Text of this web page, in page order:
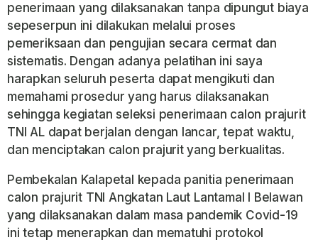
penerimaan yang dilaksanakan tanpa dipungut biaya
sepeserpun ini dilakukan melalui proses
pemeriksaan dan pengujian secara cermat dan
sistematis. Dengan adanya pelatihan ini saya
harapkan seluruh peserta dapat mengikuti dan
memahami prosedur yang harus dilaksanakan
sehingga kegiatan seleksi penerimaan calon prajurit
TNI AL dapat berjalan dengan lancar, tepat waktu,
dan menciptakan calon prajurit yang berkualitas.
Pembekalan Kalapetal kepada panitia penerimaan
calon prajurit TNI Angkatan Laut Lantamal I Belawan
yang dilaksanakan dalam masa pandemik Covid-19
ini tetap menerapkan dan mematuhi protokol